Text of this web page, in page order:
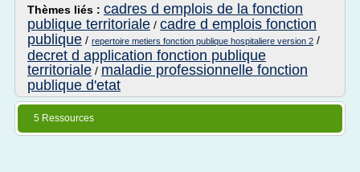
Thèmes liés : cadres d emplois de la fonction
publique territoriale / cadre d emplois fonction
publique / repertoire metiers fonction publique hospitaliere version 2 /
decret d application fonction publique
territoriale / maladie professionnelle fonction
publique d'etat
5 Ressources